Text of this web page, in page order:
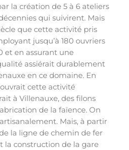
la création de 5 à 6 ateliers
qui suivirent. Mais
que cette activité pris
jusqu’à 180 ouvriers
et en assurant une
assiérait durablement
en ce domaine. En
cette activité
à Villenauxe, des filons
de la faïence. On
Mais, à partir
la ligne de chemin de fer
la construction de la gare